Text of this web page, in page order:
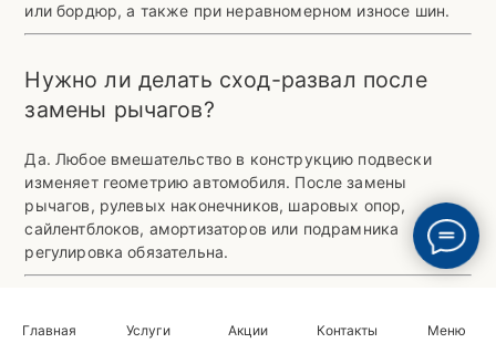
или бордюр, а также при неравномерном износе шин.
Нужно ли делать сход-развал после
замены рычагов?
Да. Любое вмешательство в конструкцию подвески
изменяет геометрию автомобиля. После замены
рычагов, рулевых наконечников, шаровых опор,
сайлентблоков, амортизаторов или подрамника
регулировка обязательна.
Нужно ли делать развал-схождение
Главная Услуги Акции Контакты Меню